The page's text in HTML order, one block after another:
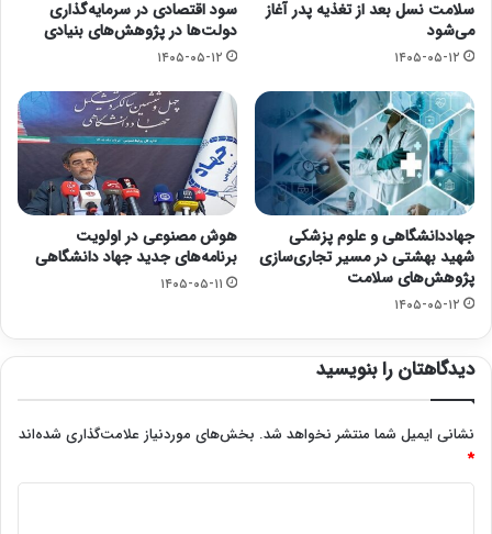
سلامت نسل بعد از تغذیه پدر آغاز
می‌شود
۱۴۰۵-۰۵-۱۲
سود اقتصادی در سرمایه‌گذاری
دولت‌ها در پژوهش‌های بنیادی
۱۴۰۵-۰۵-۱۲
جهاددانشگاهی و علوم پزشکی
شهید بهشتی در مسیر تجاری‌سازی
پژوهش‌های سلامت
۱۴۰۵-۰۵-۱۲
هوش مصنوعی در اولویت
برنامه‌های جدید جهاد دانشگاهی
۱۴۰۵-۰۵-۱۱
دیدگاهتان را بنویسید
نشانی ایمیل شما منتشر نخواهد شد. بخش‌های موردنیاز علامت‌گذاری شده‌اند
*